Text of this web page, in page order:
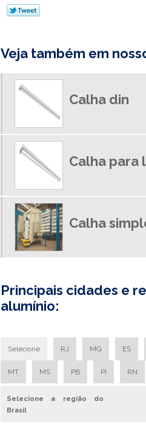
Veja também em
Calha din
Calha para
Calha
Principais cidades e
alumínio:
Selecione RJ MG ES
MT MS PB PI RN
Selecione a região do
Brasil